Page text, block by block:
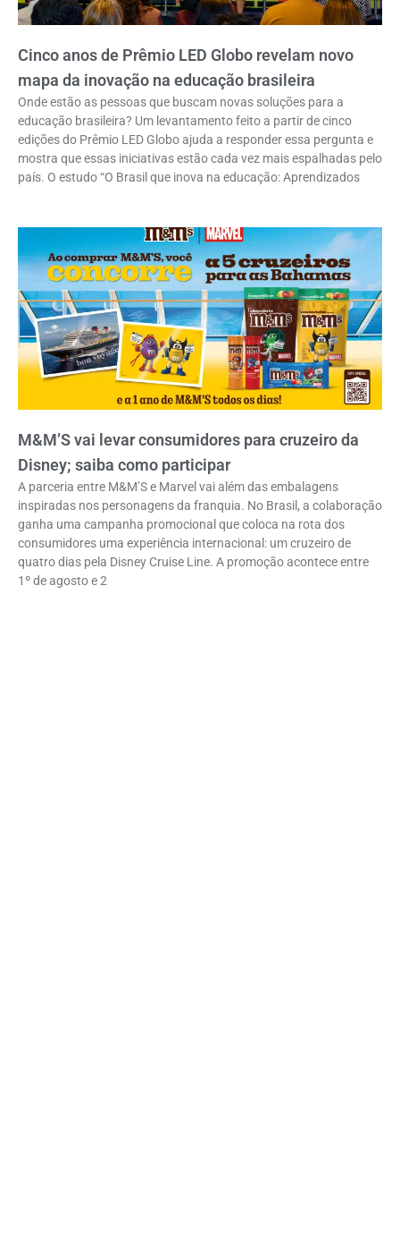
Cinco anos de Prêmio LED Globo revelam novo
mapa da inovação na educação brasileira
Onde estão as pessoas que buscam novas soluções para a
educação brasileira? Um levantamento feito a partir de cinco
edições do Prêmio LED Globo ajuda a responder essa pergunta e
mostra que essas iniciativas estão cada vez mais espalhadas pelo
país. O estudo “O Brasil que inova na educação: Aprendizados
M&M’S vai levar consumidores para cruzeiro da
Disney; saiba como participar
A parceria entre M&M’S e Marvel vai além das embalagens
inspiradas nos personagens da franquia. No Brasil, a colaboração
ganha uma campanha promocional que coloca na rota dos
consumidores uma experiência internacional: um cruzeiro de
quatro dias pela Disney Cruise Line. A promoção acontece entre
1º de agosto e 2